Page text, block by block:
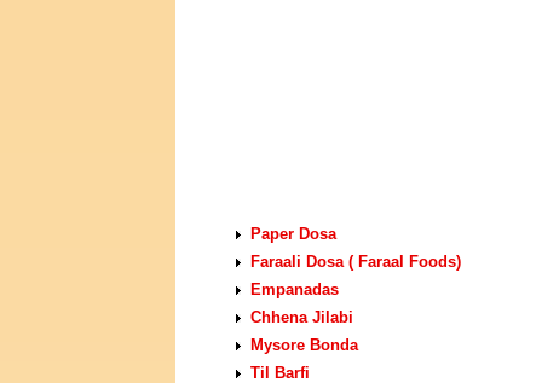
Paper Dosa
Faraali Dosa ( Faraal Foods)
Empanadas
Chhena Jilabi
Mysore Bonda
Til Barfi